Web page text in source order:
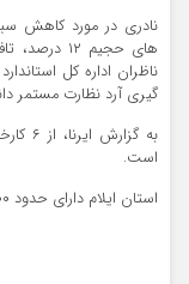
نادری در مورد کاهش
ناظران اداره کل
گیری آرد نظارت مستمر
به
است.
استان ایلام دارای حدود ۷۰۰ واحد نانوایی دارای مجوز است./ایرنا